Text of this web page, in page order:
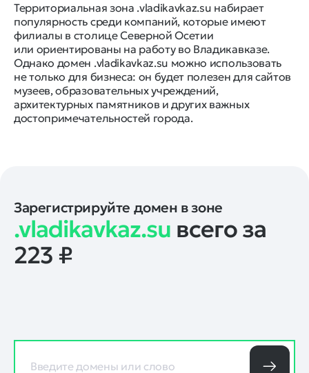
Территориальная зона .vladikavkaz.su набирает
популярность среди компаний, которые имеют
филиалы в столице Северной Осетии
или ориентированы на работу во Владикавказе.
Однако домен .vladikavkaz.su можно использовать
не только для бизнеса: он будет полезен для сайтов
музеев, образовательных учреждений,
архитектурных памятников и других важных
достопримечательностей города.
Зарегистрируйте домен в зоне
.vladikavkaz.su всего за
223 ₽